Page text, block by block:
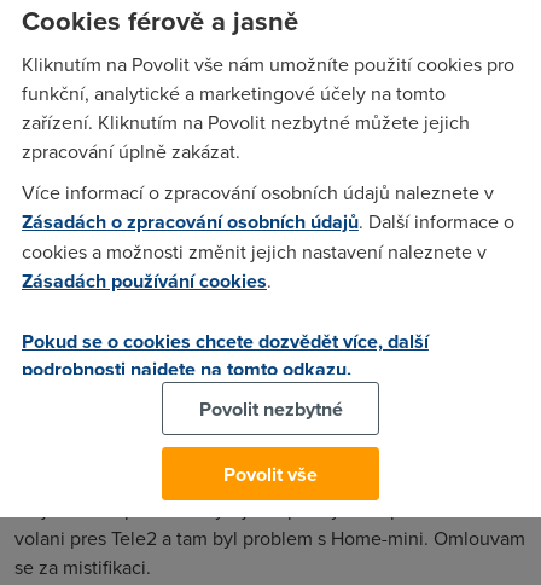
Farmer(24.2.2005 19:32:27)
Ja mysim, ze tam bylo jakesi omezeni pokud mas ten jejich
HOME-mini. Ale nejsem si jistej (mozna ani nebylo v
souvislosti s ADSL :) Podivej se na jejich web. Jinak hlasovej
program si muzes objednat jakej chces (pochopitelne od
Telecomu:)
Home-mini nevadi. Mam ho a se zrizenim IEO nebyl zadny
(24.2.2005 21:21:47)
Uz jsem si vzpomnel.Kdysi jsem premyslel o prechod k
volani pres Tele2 a tam byl problem s Home-mini. Omlouvam
se za mistifikaci.
Cookies férově a jasně
Kliknutím na Povolit vše nám umožníte použití cookies pro
funkční, analytické a marketingové účely na tomto
zařízení. Kliknutím na Povolit nezbytné můžete jejich
zpracování úplně zakázat.
Více informací o zpracování osobních údajů naleznete v
Zásadách o zpracování osobních údajů. Další informace o
cookies a možnosti změnit jejich nastavení naleznete v
Zásadách používání cookies.
Pokud se o cookies chcete dozvědět více, další
podrobnosti najdete na tomto odkazu.
Povolit nezbytné
Povolit vše